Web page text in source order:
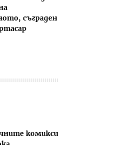
съграден
комикси